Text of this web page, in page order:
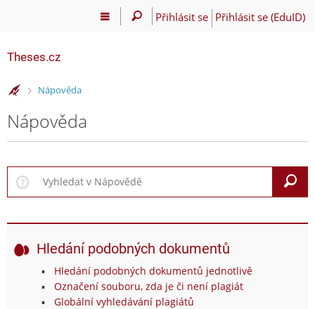
Přihlásit se Přihlásit se (EduID)
Theses.cz
>Nápověda
Nápověda
Hledání podobných dokumentů
Hledání podobných dokumentů jednotlivě
Označení souboru, zda je či není plagiát
Globální vyhledávání plagiátů